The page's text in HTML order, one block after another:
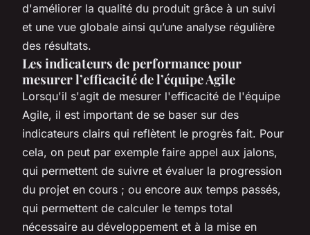
d'améliorer la qualité du produit grâce à un suivi
et une vue globale ainsi qu’une analyse régulière
des résultats.
Les indicateurs de performance pour
mesurer l’efficacité de l’équipe Agile
Lorsqu'il s'agit de mesurer l'efficacité de l'équipe
Agile, il est important de se baser sur des
indicateurs clairs qui reflètent le progrès fait. Pour
cela, on peut par exemple faire appel aux jalons,
qui permettent de suivre et évaluer la progression
du projet en cours ; ou encore aux temps passés,
qui permettent de calculer le temps total
nécessaire au développement et à la mise en